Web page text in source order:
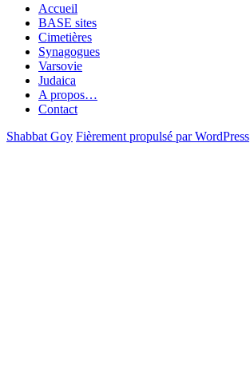
Accueil
BASE sites
Cimetières
Synagogues
Varsovie
Judaica
A propos…
Contact
Shabbat Goy Fièrement propulsé par WordPress